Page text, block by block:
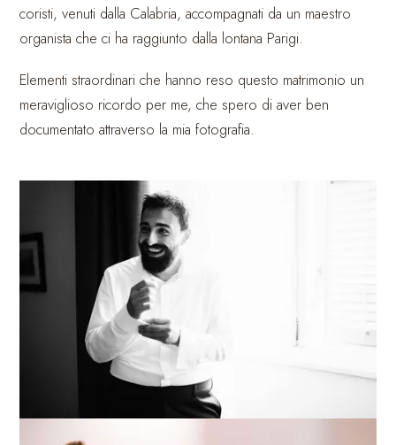
coristi, venuti dalla Calabria, accompagnati da un maestro
organista che ci ha raggiunto dalla lontana Parigi.
Elementi straordinari che hanno reso questo matrimonio un
meraviglioso ricordo per me, che spero di aver ben
documentato attraverso la mia fotografia.